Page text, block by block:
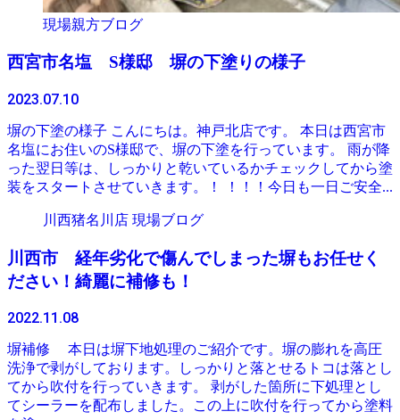
現場親方ブログ
西宮市名塩 S様邸 塀の下塗りの様子
2023.07.10
塀の下塗の様子 こんにちは。神戸北店です。 本日は西宮市
名塩にお住いのS様邸で、塀の下塗を行っています。 雨が降
った翌日等は、しっかりと乾いているかチェックしてから塗
装をスタートさせていきます。！ ！！！今日も一日ご安全...
川西猪名川店 現場ブログ
川西市 経年劣化で傷んでしまった塀もお任せく
ださい！綺麗に補修も！
2022.11.08
塀補修 本日は塀下地処理のご紹介です。塀の膨れを高圧
洗浄で剥がしております。しっかりと落とせるトコは落とし
てから吹付を行っていきます。 剥がした箇所に下処理とし
てシーラーを配布しました。この上に吹付を行ってから塗料